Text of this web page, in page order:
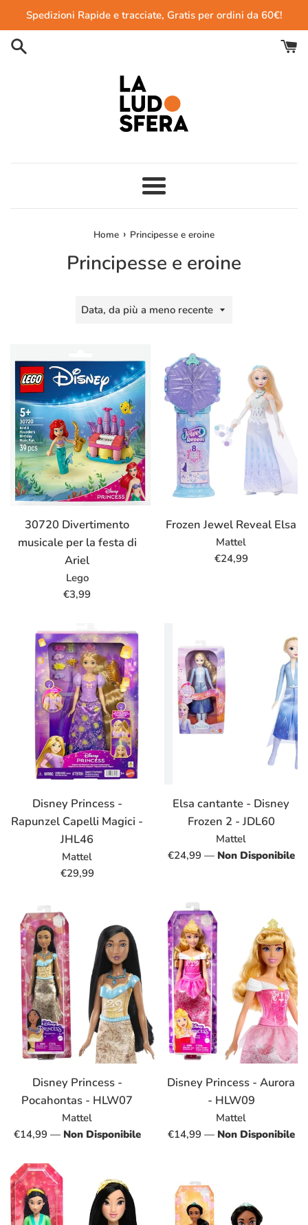
direttamente
contenuti
Spedizioni Rapide e tracciate, Gratis per ordini da 60€!
Menu
Home › Principesse e eroine
Principesse e eroine
Ordina
30720 Divertimento
musicale per la festa di
Ariel
Lego
Prezzo
€3,99
Frozen Jewel Reveal Elsa
Mattel
Prezzo
€24,99
Disney Princess -
Rapunzel Capelli Magici -
JHL46
Mattel
Prezzo
€29,99
Elsa cantante - Disney
Frozen 2 - JDL60
Mattel
Prezzo
€24,99 — Non Disponibile
Disney Princess -
Pocahontas - HLW07
Mattel
Prezzo
listino
€14,99 — Non Disponibile
Disney Princess - Aurora
- HLW09
Mattel
Prezzo
€14,99 — Non Disponibile